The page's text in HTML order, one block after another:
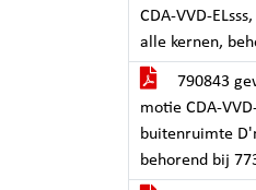
CDA-VVD-
alle kernen,
790843
motie CDA-VVD-
buitenruimte
behorend bij